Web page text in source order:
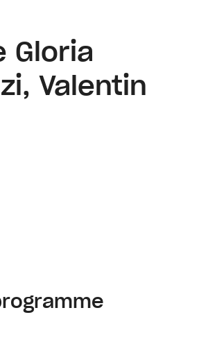
Gloria
Valentin